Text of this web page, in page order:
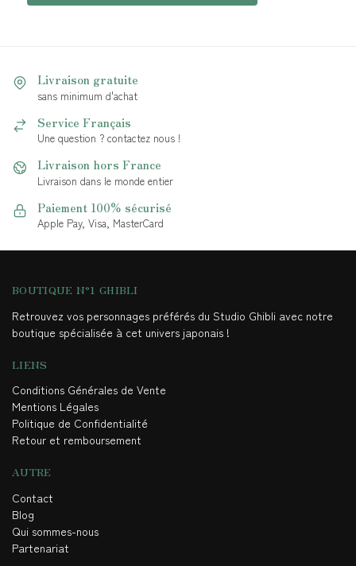
Livraison gratuite
sans minimum d'achat
Service Français
Une question ? contactez nous !
Livraison hors France
Livraison dans le monde entier
Paiement 100% sécurisé
Apple Pay, Visa, MasterCard
BOUTIQUE N°1 GHIBLI
Retrouvez vos personnages préférés du Studio Ghibli avec notre
boutique spécialisée à cet univers japonais !
LIENS
Conditions Générales de Vente
Mentions Légales
Politique de Confidentialité
Retour et remboursement
AUTRE
Contact
Blog
Qui sommes-nous
Partenariat